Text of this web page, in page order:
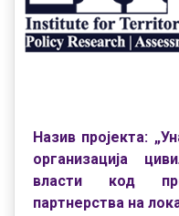
Назив пројекта:
организација
власти код
партнерства на